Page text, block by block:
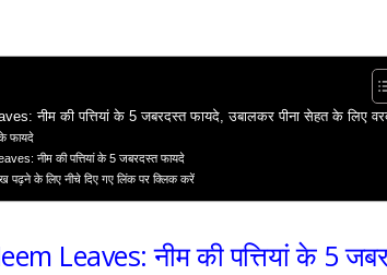
नीम की पत्तियां के 5 जबरदस्त फायदे, उबालकर पीना सेहत के लिए
फायदे
नीम की पत्तियां के 5 जबरदस्त फायदे
पढ़ने के लिए नीचे दिए गए लिंक पर क्लिक करें
Leaves: नीम की पत्तियां के 5